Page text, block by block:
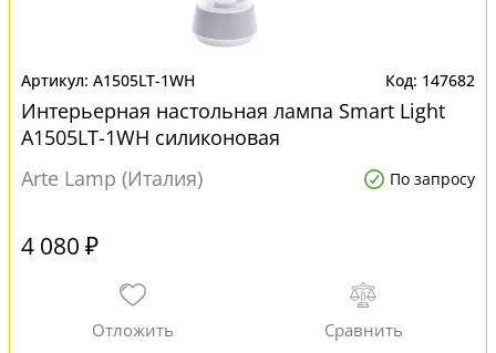
A1505LT-1WH 147682
Интерьерная настольная лампа Smart Light
A1505LT-1WH силиконовая
Arte Lamp (Италия)
По запросу
4 080 ₽